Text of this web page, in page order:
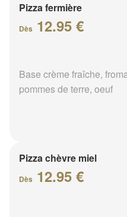
Pizza fermière
Dès 12.95 €
Base crème fraîche,
pommes de terre, oeuf
Pizza chèvre miel
Dès 12.95 €